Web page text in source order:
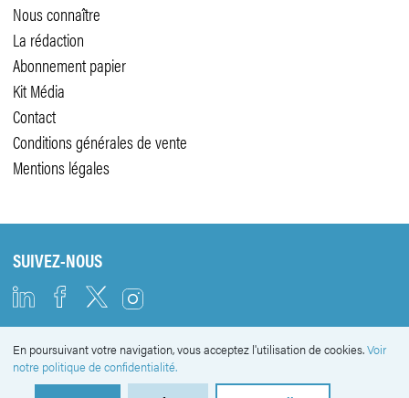
Nous connaître
La rédaction
Abonnement papier
Kit Média
Contact
Conditions générales de vente
Mentions légales
SUIVEZ-NOUS
NEWSLETTER
En poursuivant votre navigation, vous acceptez l'utilisation de cookies.Voir
notre politique de confidentialité.